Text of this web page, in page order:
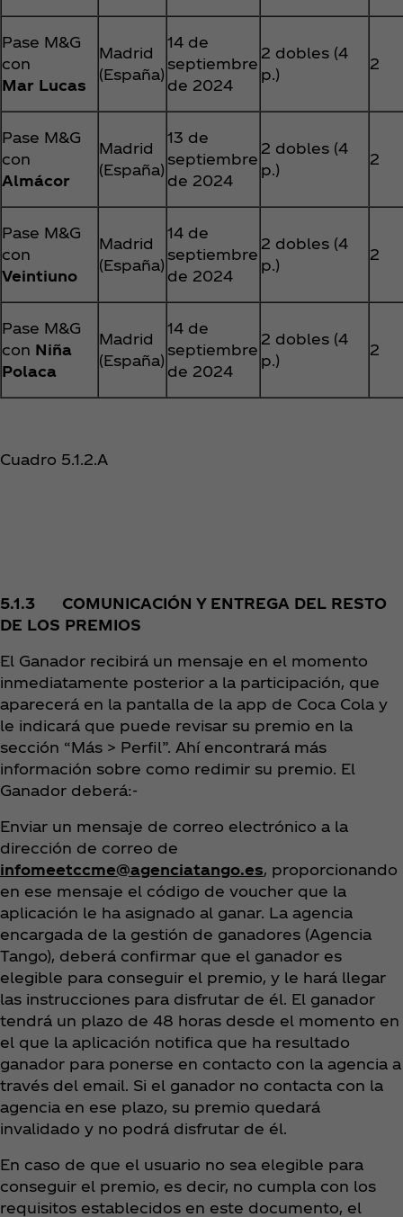
Pase M&G
con
Mar Lucas
Madrid
(España)
14 de
septiembre
de 2024
2 dobles (4
p.)
2
Pase M&G
con
Almácor
Madrid
(España)
13 de
septiembre
de 2024
2 dobles (4
p.)
2
Pase M&G
con
Veintiuno
Madrid
(España)
14 de
septiembre
de 2024
2 dobles (4
p.)
2
Pase M&G
con Niña
Polaca
Madrid
(España)
14 de
septiembre
de 2024
2 dobles (4
p.)
2
Cuadro 5.1.2.A
5.1.3 COMUNICACIÓN Y ENTREGA DEL RESTO
DE LOS PREMIOS
El Ganador recibirá un mensaje en el momento
inmediatamente posterior a la participación, que
aparecerá en la pantalla de la app de Coca Cola y
le indicará que puede revisar su premio en la
sección “Más > Perfil”. Ahí encontrará más
información sobre como redimir su premio. El
Ganador deberá:‑
Enviar un mensaje de correo electrónico a la
dirección de correo de
infomeetccme@agenciatango.es, proporcionando
en ese mensaje el código de voucher que la
aplicación le ha asignado al ganar. La agencia
encargada de la gestión de ganadores (Agencia
Tango), deberá confirmar que el ganador es
elegible para conseguir el premio, y le hará llegar
las instrucciones para disfrutar de él. El ganador
tendrá un plazo de 48 horas desde el momento en
el que la aplicación notifica que ha resultado
ganador para ponerse en contacto con la agencia a
través del email. Si el ganador no contacta con la
agencia en ese plazo, su premio quedará
invalidado y no podrá disfrutar de él.
En caso de que el usuario no sea elegible para
conseguir el premio, es decir, no cumpla con los
requisitos establecidos en este documento, el